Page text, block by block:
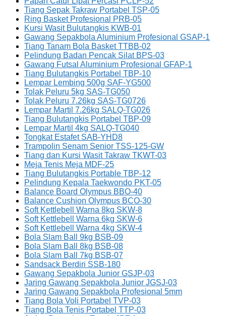
Tiang Sepak Takraw Portabel TSP-05
Ring Basket Profesional PRB-05
Kursi Wasit Bulutangkis KWB-01
Gawang Sepakbola Aluminium Profesional GSAP-1
Tiang Tanam Bola Basket TTBB-02
Pelindung Badan Pencak Silat BPS-03
Gawang Futsal Aluminium Profesional GFAP-1
Tiang Bulutangkis Portabel TBP-10
Lempar Lembing 500g SAF-YG500
Tolak Peluru 5kg SAS-TG050
Tolak Peluru 7.26kg SAS-TG0726
Lempar Martil 7.26kg SALQ-TG026
Tiang Bulutangkis Portabel TBP-09
Lempar Martil 4kg SALQ-TG040
Tongkat Estafet SAB-YHD8
Trampolin Senam Senior TSS-125-GW
Tiang dan Kursi Wasit Takraw TKWT-03
Meja Tenis Meja MDF-25
Tiang Bulutangkis Portable TBP-12
Pelindung Kepala Taekwondo PKT-05
Balance Board Olympus BBO-40
Balance Cushion Olympus BCO-30
Soft Kettlebell Warna 8kg SKW-8
Soft Kettlebell Warna 6kg SKW-6
Soft Kettlebell Warna 4kg SKW-4
Bola Slam Ball 9kg BSB-09
Bola Slam Ball 8kg BSB-08
Bola Slam Ball 7kg BSB-07
Sandsack Berdiri SSB-180
Gawang Sepakbola Junior GSJP-03
Jaring Gawang Sepakbola Junior JGSJ-03
Jaring Gawang Sepakbola Profesional 5mm
Tiang Bola Voli Portabel TVP-03
Tiang Bola Tenis Portabel TTP-03